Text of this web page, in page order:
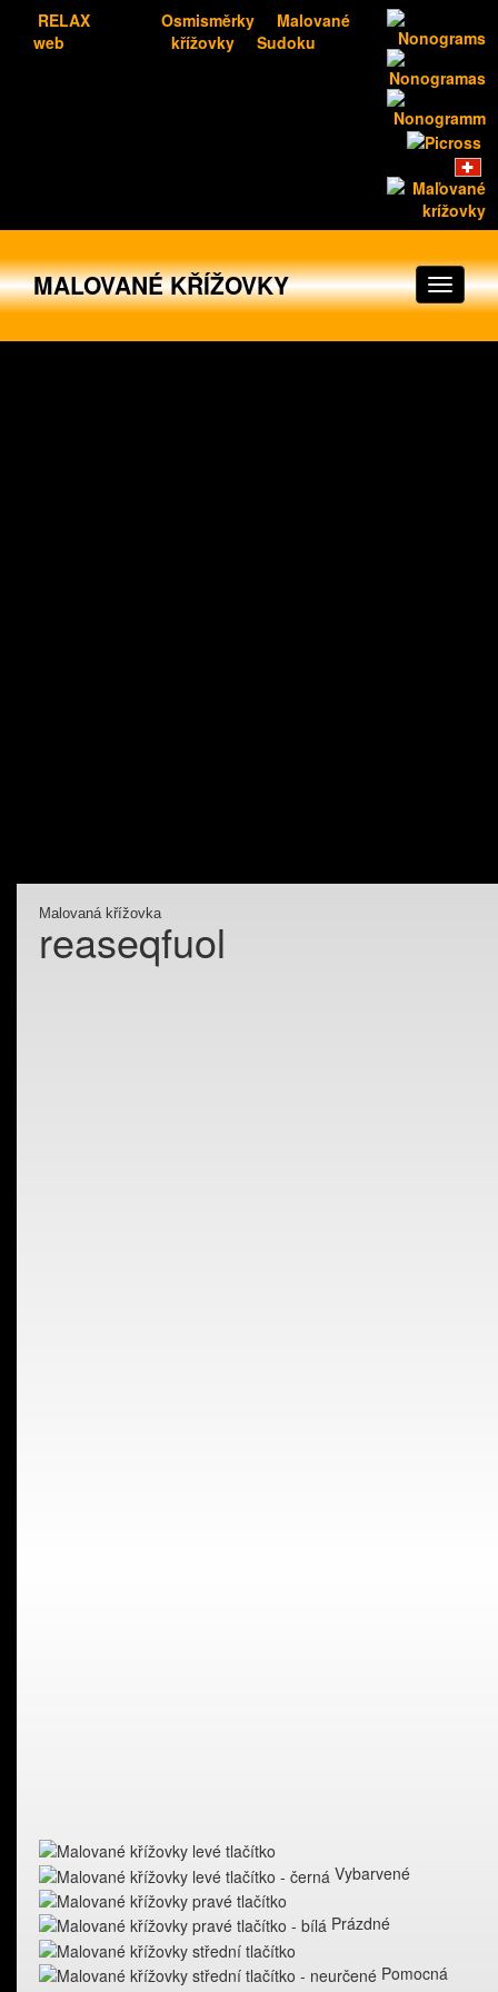
RELAX
web
Osmisměrky
Malované
křížovky
Sudoku
MALOVANÉ KŘÍŽOVKY
Malovaná křížovka
reaseqfuol
Vybarvené
Prázdné
Pomocná